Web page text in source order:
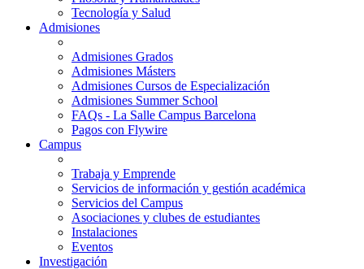
Tecnología y Salud
Admisiones
Admisiones Grados
Admisiones Másters
Admisiones Cursos de Especialización
Admisiones Summer School
FAQs - La Salle Campus Barcelona
Pagos con Flywire
Campus
Trabaja y Emprende
Servicios de información y gestión académica
Servicios del Campus
Asociaciones y clubes de estudiantes
Instalaciones
Eventos
Investigación